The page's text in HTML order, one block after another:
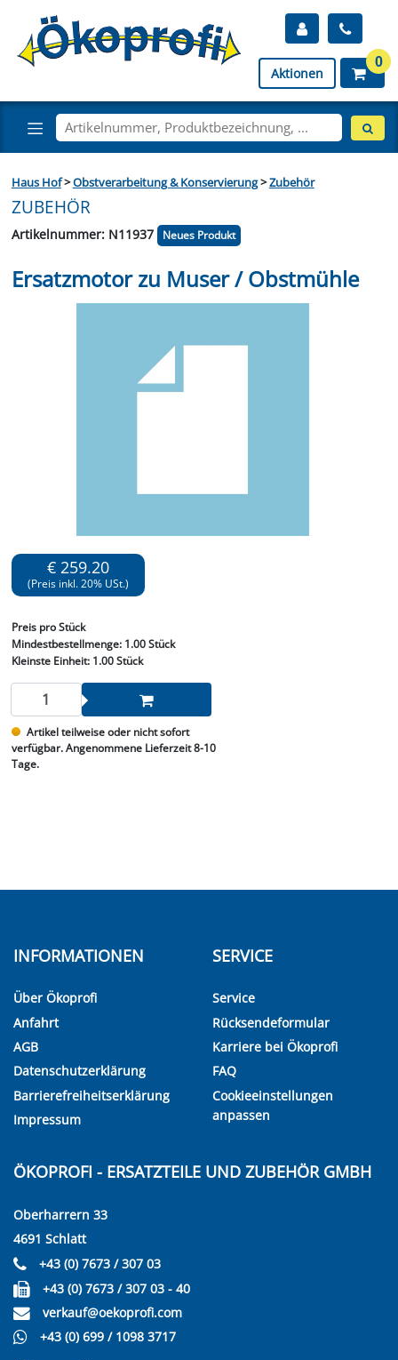
Aktionen
0
Haus Hof>Obstverarbeitung & Konservierung>Zubehör
ZUBEHÖR
Artikelnummer: N11937 Neues Produkt
Ersatzmotor zu Muser / Obstmühle
€ 259.20
(Preis inkl. 20% USt.)
Preis pro Stück
Mindestbestellmenge: 1.00 Stück
Kleinste Einheit:1.00 Stück
Artikel teilweise oder nicht sofort
verfügbar. Angenommene Lieferzeit 8-10
Tage.
INFORMATIONEN
Über Ökoprofi
Anfahrt
AGB
Datenschutzerklärung
Barrierefreiheitserklärung
Impressum
SERVICE
Service
Rücksendeformular
Karriere bei Ökoprofi
FAQ
Cookieeinstellungen
anpassen
ÖKOPROFI - ERSATZTEILE UND ZUBEHÖR GMBH
Oberharrern 33
4691 Schlatt
+43 (0) 7673 / 307 03
+43 (0) 7673 / 307 03 - 40
verkauf@oekoprofi.com
+43 (0) 699 / 1098 3717